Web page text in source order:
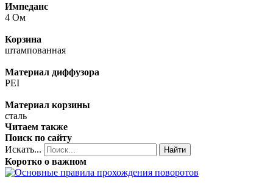
Импеданс
4 Ом
Корзина
штампованная
Материал диффузора
PEI
Материал корзины
сталь
Читаем также
Поиск по сайту
Искать...
Найти
Коротко о важном